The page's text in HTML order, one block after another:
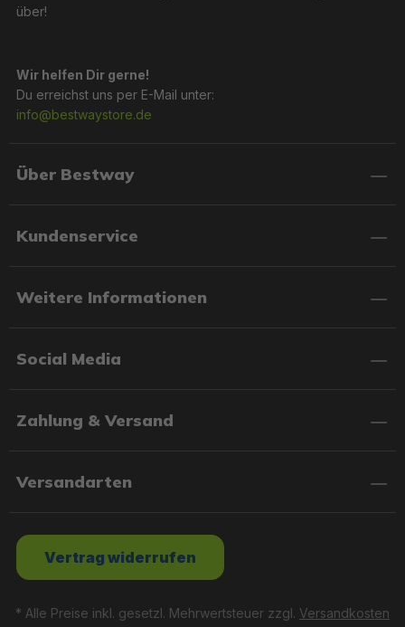
über!
Wir helfen Dir gerne!
Du erreichst uns per E-Mail unter:
info@bestwaystore.de
Über Bestway
Kundenservice
Weitere Informationen
Social Media
Zahlung & Versand
Versandarten
Vertrag widerrufen
* Alle Preise inkl. gesetzl. Mehrwertsteuer zzgl. Versandkosten